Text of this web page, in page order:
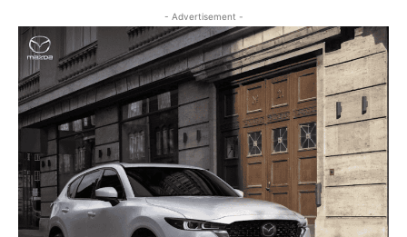
- Advertisement -